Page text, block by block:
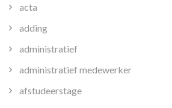
acta
adding
administratief
administratief medewerker
afstudeerstage